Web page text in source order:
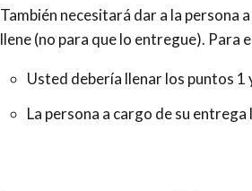
También necesitará dar a la persona
llene (no para que lo entregue). Para
Usted debería llenar los puntos
La persona a cargo de su